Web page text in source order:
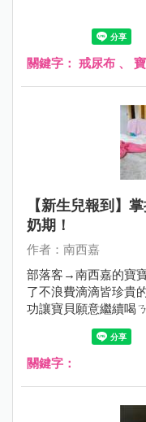
關鍵字： 戒尿布 、
【新生兒報到】
奶期！
作者：南西嘉
部落客→南西嘉的寶
了不浪費滴滴皆珍貴
功讓寶貝願意繼續喝
來參考看看吧～ ＊
關鍵字：